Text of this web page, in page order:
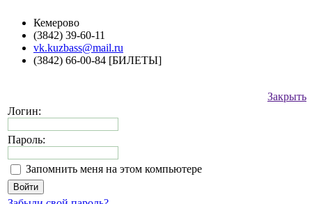
Кемерово
(3842) 39-60-11
vk.kuzbass@mail.ru
(3842) 66-00-84 [БИЛЕТЫ]
Закрыть
Логин:
Пароль:
Запомнить меня на этом компьютере